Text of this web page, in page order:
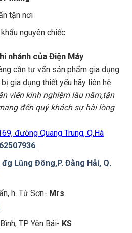
tận nơi
nguyên chiếc
nhánh của Điện Máy
cần tư vấn sản phẩm gia dụng
gia dụng thiết yếu hãy liên hệ
viên kinh nghiệm lâu năm,tận
đến quý khách sự hài lòng
đường Quang Trung, Q.Hà
đg Lũng Đông,P. Đằng Hải, Q.
h. Từ Sơn- Mrs
TP Yên Bái- KS